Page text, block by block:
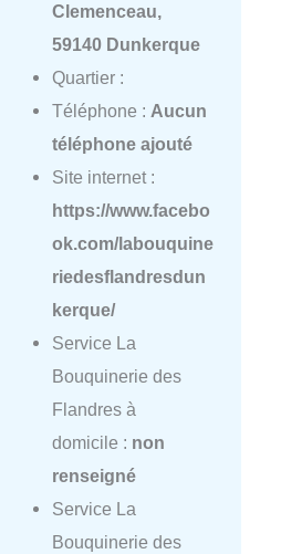
Clemenceau,
59140 Dunkerque
Quartier :
Téléphone : Aucun
téléphone ajouté
Site internet :
https://www.facebo
ok.com/labouquine
riedesflandresdun
kerque/
Service La
Bouquinerie des
Flandres à
domicile : non
renseigné
Service La
Bouquinerie des